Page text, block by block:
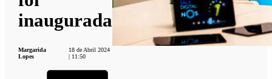
inaugurada
Margarida
Lopes
18 de Abril 2024
| 11:50